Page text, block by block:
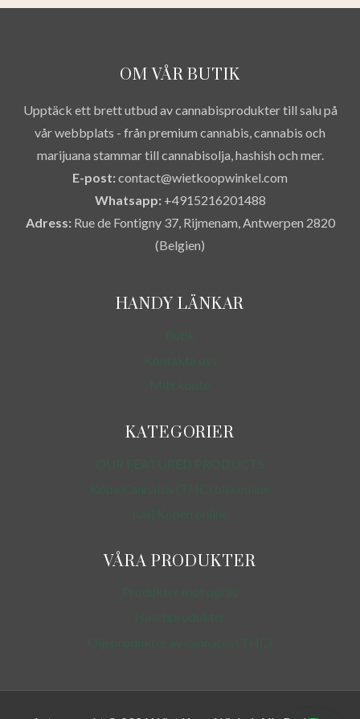
OM VÅR BUTIK
Upptäck ett brett utbud av cannabisprodukter till salu på
vår webbplats - från premium cannabis, cannabis och
marijuana stammar till cannabisolja, hashish och mer.
E-post:contact@wietkoopwinkel.com
Whatsapp:+4915216201488
Adress:Rue de Fontigny 37, Rijmenam, Antwerpen 2820
(Belgien)
HANDY LÄNKAR
KATEGORIER
VÅRA PRODUKTER